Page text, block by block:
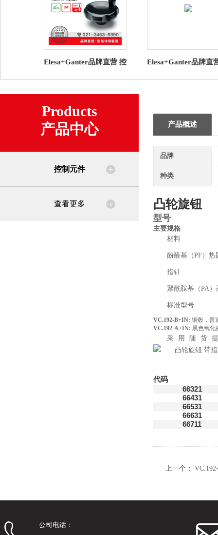
Elesa+Ganter品牌直营 控
轮 带旋转手柄
Elesa+Ganter品牌直
兰 用于控制旋钮
Products
产品中心
控制元件
查看更多
产品概述
品牌
种类
凸轮旋钮
型号
主要规格
材料
酚醛基（PF）
指针
聚酰胺基（PA
标准型号
VC.192-B+IN: 铜毂，普
VC.192-A+IN: 黑色氧化
采用随货
代码
66321
66431
66531
66631
66711
上一个：
公司电话：